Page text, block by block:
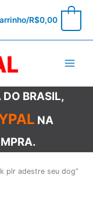
R$0,00
DO BRASIL,
NA
plr adestre seu dog”